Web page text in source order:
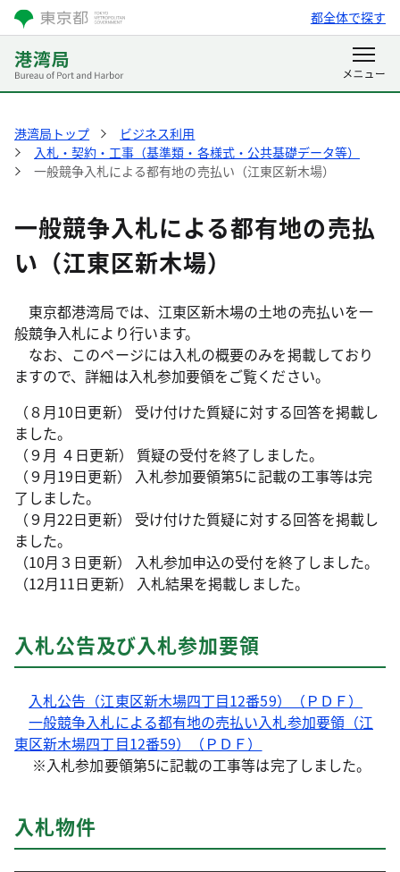
都全体で探す
港湾局トップ
ビジネス利用
入札・契約・工事（基準類・各様式・公共基礎データ等）
一般競争入札による都有地の売払い（江東区新木場）
一般競争入札による都有地の売払
い（江東区新木場）
東京都港湾局では、江東区新木場の土地の売払いを一
般競争入札により行います。
なお、このページには入札の概要のみを掲載しており
ますので、詳細は入札参加要領をご覧ください。
（８月10日更新） 受け付けた質疑に対する回答を掲載し
ました。
（９月 ４日更新） 質疑の受付を終了しました。
（９月19日更新） 入札参加要領第5に記載の工事等は完
了しました。
（９月22日更新） 受け付けた質疑に対する回答を掲載し
ました。
（10月３日更新） 入札参加申込の受付を終了しました。
（12月11日更新） 入札結果を掲載しました。
入札公告及び入札参加要領
入札公告（江東区新木場四丁目12番59）（ＰＤＦ）
一般競争入札による都有地の売払い入札参加要領（江
東区新木場四丁目12番59）（ＰＤＦ）
※入札参加要領第5に記載の工事等は完了しました。
入札物件